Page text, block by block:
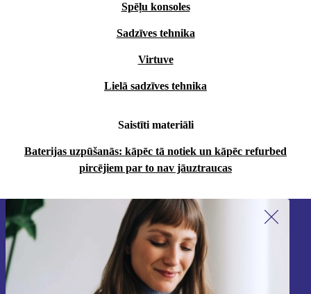
Spēļu konsoles
Sadzīves tehnika
Virtuve
Lielā sadzīves tehnika
Saistīti materiāli
Baterijas uzpūšanās: kāpēc tā notiek un kāpēc refurbed
pircējiem par to nav jāuztraucas
Piesakieties mūsu jaunumu
saņemšanai!
Nekad vairs nepalaidiet garām nevienu
piedāvājumu.